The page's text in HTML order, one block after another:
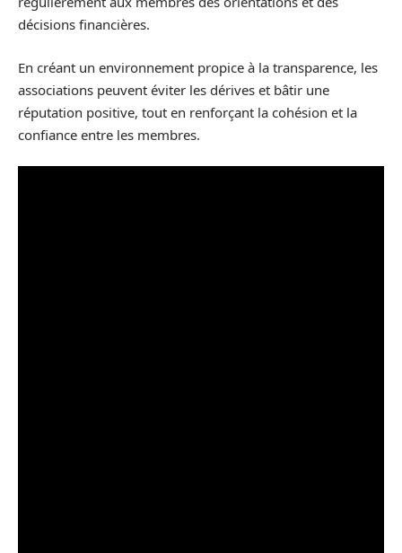
décisions financières.
En créant un environnement propice à la transparence, les
associations peuvent éviter les dérives et bâtir une
réputation positive, tout en renforçant la cohésion et la
confiance entre les membres.